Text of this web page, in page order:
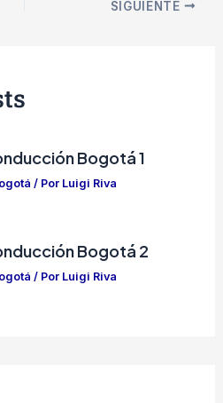
SIGUIENTE
Bogotá 1
/ Por Luigi Riva
Bogotá 2
/ Por Luigi Riva